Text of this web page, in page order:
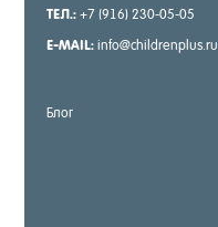
ТЕЛ.: +7 (916) 230-05-05
E-MAIL: info@childrenplus.ru
Блог